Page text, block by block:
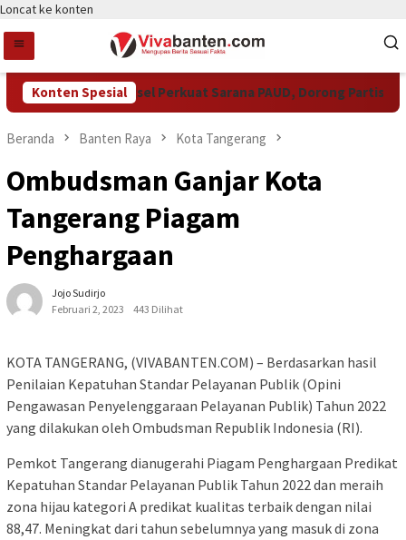
Loncat ke konten
Konten Spesial
Pemkot Tangsel Perkuat Sarana PAUD, Dorong Partisipasi
Beranda Banten Raya Kota Tangerang
Ombudsman Ganjar Kota
Tangerang Piagam
Penghargaan
Jojo Sudirjo
Februari 2, 2023
443 Dilihat
KOTA TANGERANG, (VIVABANTEN.COM) – Berdasarkan hasil
Penilaian Kepatuhan Standar Pelayanan Publik (Opini
Pengawasan Penyelenggaraan Pelayanan Publik) Tahun 2022
yang dilakukan oleh Ombudsman Republik Indonesia (RI).
Pemkot Tangerang dianugerahi Piagam Penghargaan Predikat
Kepatuhan Standar Pelayanan Publik Tahun 2022 dan meraih
zona hijau kategori A predikat kualitas terbaik dengan nilai
88,47. Meningkat dari tahun sebelumnya yang masuk di zona